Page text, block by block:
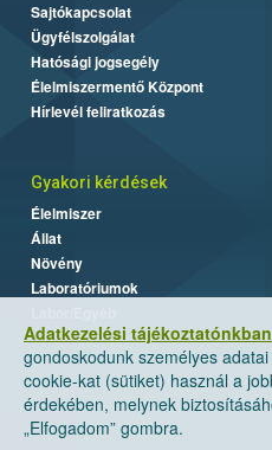
Adatkezelési tájékoztatónkban
gondoskodunk személyes
cookie-kat (sütiket) használ a
érdekében, melynek
„Elfogadom” gombra.
Sajtókapcsolat
Ügyfélszolgálat
Hatósági jogsegély
Élelmiszermentő Központ
Hírlevél feliratkozás
Gyakori kérdések
Élelmiszer
Állat
Növény
Laboratóriumok